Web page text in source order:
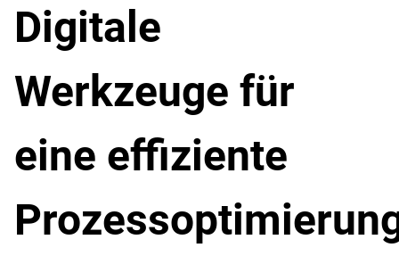
Digitale
Werkzeuge für
eine effiziente